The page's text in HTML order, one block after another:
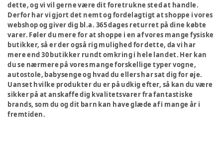
dette, og vi vil gerne være dit foretrukne sted at handle.
Derfor har vi gjort det nemt og fordelagtigt at shoppe i vores
webshop og giver dig bl.a. 365 dages returret på dine købte
varer. Føler du mere for at shoppe i en af vores mange fysiske
butikker, så er der også rig mulighed for dette, da vi har
mere end 30 butikker rundt omkring i hele landet. Her kan
du se nærmere på vores mange forskellige typer vogne,
autostole, babysenge og hvad du ellers har sat dig for øje.
Uanset hvilke produkter du er på udkig efter, så kan du være
sikker på at anskaffe dig kvalitetsvarer fra fantastiske
brands, som du og dit barn kan have glæde af i mange år i
fremtiden.